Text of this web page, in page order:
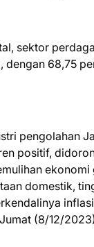
sektor
dengan 68,75
pengolahan
positif,
ekonomi
domestik,
(8/12/